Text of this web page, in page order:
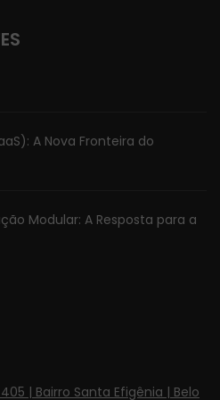
A Nova Fronteira do
Modular: A Resposta para a
| Bairro Santa Efigênia | Belo